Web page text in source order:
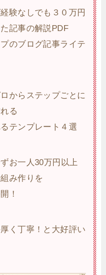
験なしでも３０万円
記事の解説PDF
のブログ記事ライテ
からステップごとに
る
テンプレート４選
お一人30万円以上
み作りを
！
く丁寧！と大好評い